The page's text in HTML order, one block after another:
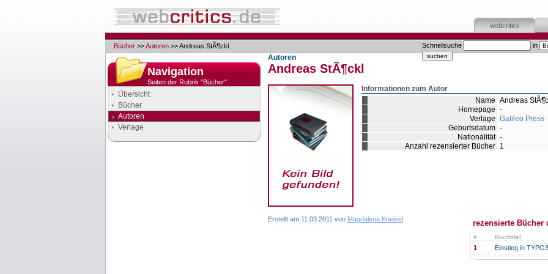
webcritics
Schnellsuche in
Bücher >>Autoren >> Andreas StÃ¶ckl
Navigation
Seiten der Rubrik "Bücher"
Übersicht
Bücher
Autoren
Verlage
Autoren
Andreas StÃ¶ckl
Informationen zum Autor
Name Andreas
Homepage -
Verlage Galileo Press
Geburtsdatum -
Nationalität -
Anzahl rezensierter Bücher 1
rezensierte Bücher
# Buchtitel
1 Einstieg in
Erstellt am 11.03.2011 von Magdalena Kneisel